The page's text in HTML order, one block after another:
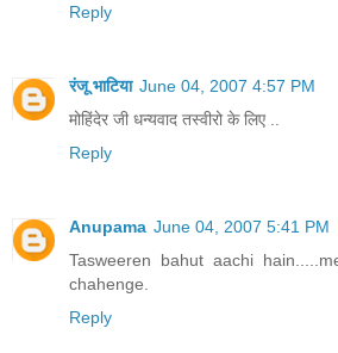
Reply
रंजू भाटिया June 04, 2007 4:57 PM
मोहिंदेर जी धन्यवाद तस्वीरो के लिए ..
Reply
Anupama June 04, 2007 5:41 PM
Tasweeren bahut aachi
chahenge.
Reply